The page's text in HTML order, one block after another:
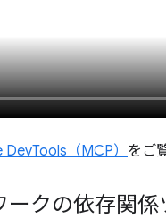
（MCP） をご
クの依存関